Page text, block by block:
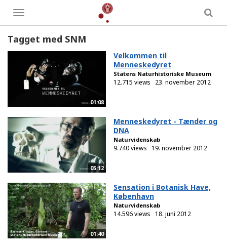
Toggle
menu
Tagget med SNM
01:08
Velkommen til
Menneskedyret
Statens Naturhistoriske Museum
12.715 views 23. november 2012
05:12
Menneskedyret - Tænder og
DNA
Naturvidenskab
9.740 views 19. november 2012
01:40
Sensation i Botanisk Have,
København
Naturvidenskab
14.596 views 18. juni 2012